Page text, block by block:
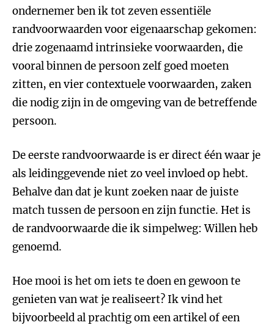
ondernemer ben ik tot zeven essentiële
randvoorwaarden voor eigenaarschap gekomen:
drie zogenaamd intrinsieke voorwaarden, die
vooral binnen de persoon zelf goed moeten
zitten, en vier contextuele voorwaarden, zaken
die nodig zijn in de omgeving van de betreffende
persoon.
De eerste randvoorwaarde is er direct één waar je
als leidinggevende niet zo veel invloed op hebt.
Behalve dan dat je kunt zoeken naar de juiste
match tussen de persoon en zijn functie. Het is
de randvoorwaarde die ik simpelweg: Willen heb
genoemd.
Hoe mooi is het om iets te doen en gewoon te
genieten van wat je realiseert? Ik vind het
bijvoorbeeld al prachtig om een artikel of een